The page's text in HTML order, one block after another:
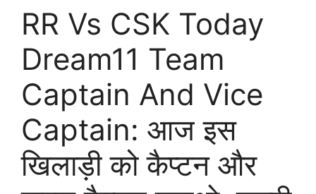
RR Vs CSK Today
Dream11 Team
Captain And Vice
Captain: आज इस
खिलाड़ी को कैप्टन और